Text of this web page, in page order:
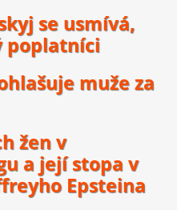
se usmívá,
poplatníci
muže za
žen v
a její stopa v
Epsteina